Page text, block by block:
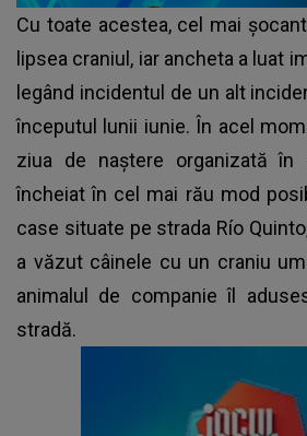
Cu toate acestea, cel mai
lipsea craniul, iar ancheta a luat
legând incidentul de un alt
începutul lunii iunie. În acel
ziua de naștere organizată în
încheiat în cel mai rău mod
case situate pe strada Río
a văzut câinele cu un craniu
animalul de companie îl
stradă.